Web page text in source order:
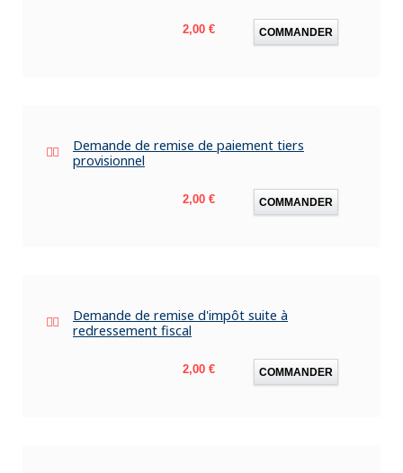
Prix
2,00 € COMMANDER
Demande de remise de paiement tiers
provisionnel
Prix
2,00 € COMMANDER
Demande de remise d'impôt suite à
redressement fiscal
Prix
2,00 € COMMANDER